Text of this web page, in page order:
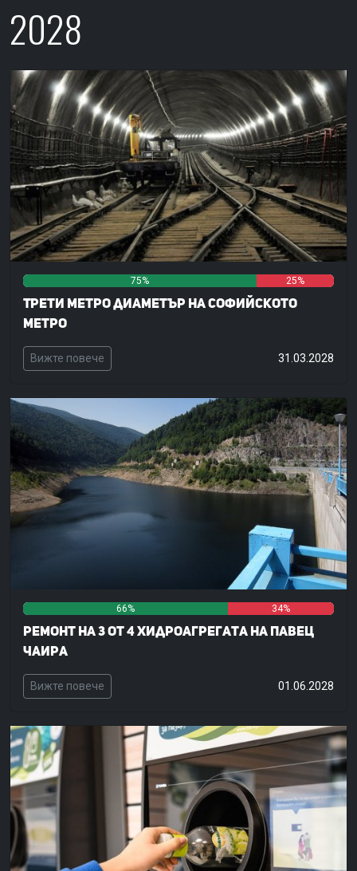
2028
75% 25%
Трети метро диаметър на Софийското
метро
Вижте повече 31.03.2028
66% 34%
Ремонт на 3 от 4 хидроагрегата на ПАВЕЦ
Чаира
Вижте повече 01.06.2028